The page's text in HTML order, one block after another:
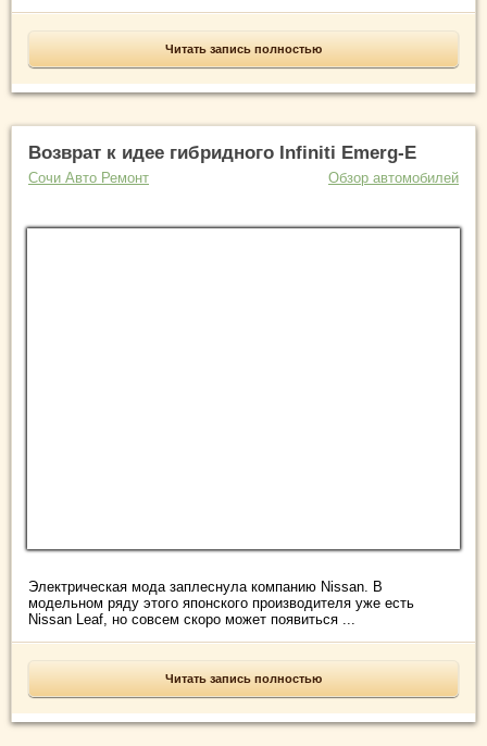
Читать запись полностью
Возврат к идее гибридного Infiniti Emerg-E
Сочи Авто Ремонт Обзор автомобилей
Электрическая мода заплеснула компанию Nissan. В
модельном ряду этого японского производителя уже есть
Nissan Leaf, но совсем скоро может появиться ...
Читать запись полностью